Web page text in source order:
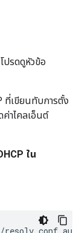
ปรดดูหัวข้อ
ที่เขียนทับการตั้ง
าไคลเอ็นต์
ใน